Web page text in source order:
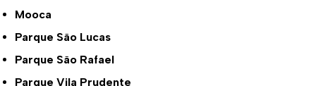
Mooca
Parque São Lucas
Parque São Rafael
Parque Vila Prudente